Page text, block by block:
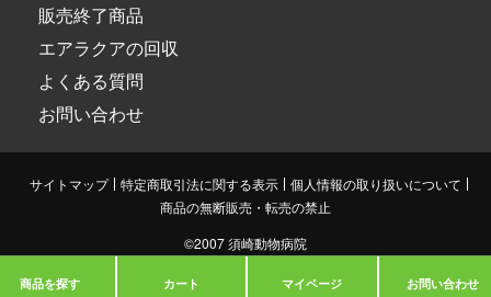
商品を探す カート マイページ お問い合わせ
必須アミノ酸をバランスよく含んだ動物性たんぱく
質。関節が円滑に動くのをサポートするコンドロイチ
ン。
●糖尿病
●心臓病
●ビタミンＢ12 ＜赤血球を合成して、貧血予防＞
●ビオチン ＜皮膚の健康を守り、脱毛を防ぐ＞
●コリン ＜動脈硬化や脂肪肝の予防に有効＞
●カルシウム ＜骨・歯を作り、精神安定に効果＞
●カリウム ＜体内のペーハーバランスを維持＞
●鉄 ＜ヘモグロビンの成分として必須＞
●亜鉛 ＜皮膚を健康に保ち、発育を促進＞
販売終了商品
エアラクアの回収
よくある質問
お問い合わせ
サイトマップ 特定商取引法に関する表示
個人情報の取り扱いについて
商品の無断販売・転売の禁止
©︎2007 須崎動物病院